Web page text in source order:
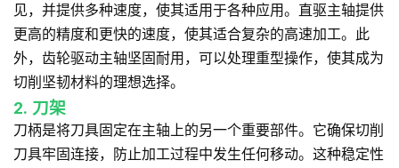
见，并提供多种速度，使其适用于各种应用。直驱主轴提供
更高的精度和更快的速度，使其适合复杂的高速加工。此
外，齿轮驱动主轴坚固耐用，可以处理重型操作，使其成为
切削坚韧材料的理想选择。
2. 刀架
刀柄是将刀具固定在主轴上的另一个重要部件。它确保切削
刀具牢固连接，防止加工过程中发生任何移动。这种稳定性